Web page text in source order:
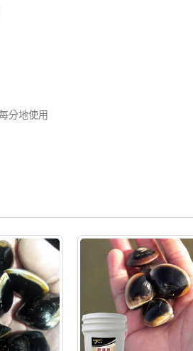
分地使用